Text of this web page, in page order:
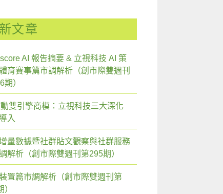
文章
AI 報告摘要 & 立視科技 AI 策
育賽事篇市調解析（創市際雙週刊
期）
雙引擎商模：立視科技三大深化
入
量數據暨社群貼文觀察與社群服務
解析（創市際雙週刊第295期）
置篇市調解析（創市際雙週刊第
）